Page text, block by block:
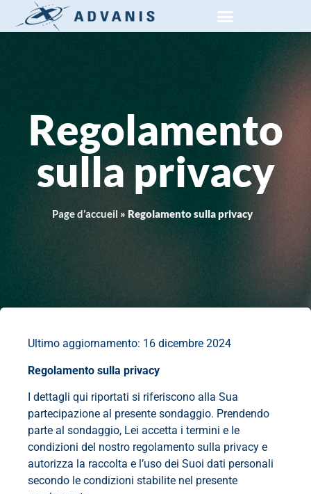
Regolamento
sulla privacy
Page d’accueil » Regolamento sulla privacy
Ultimo aggiornamento: 16 dicembre 2024
Regolamento sulla privacy
I dettagli qui riportati si riferiscono alla Sua
partecipazione al presente sondaggio. Prendendo
parte al sondaggio, Lei accetta i termini e le
condizioni del nostro regolamento sulla privacy e
autorizza la raccolta e l’uso dei Suoi dati personali
secondo le condizioni stabilite nel presente